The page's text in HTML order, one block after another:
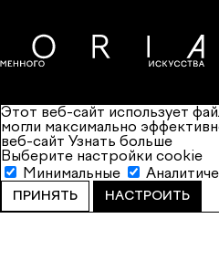
Этот веб-сайт использует
могли максимально
веб-сайт Узнать больше
Выберите настройки cookie
Минимальные
ПРИНЯТЬ НАСТРОИТЬ